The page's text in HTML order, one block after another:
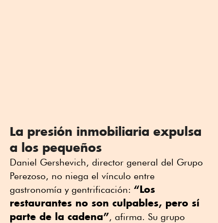
La presión inmobiliaria expulsa
a los pequeños
Daniel Gershevich, director general del Grupo
Perezoso, no niega el vínculo entre
gastronomía y gentrificación: “Los
restaurantes no son culpables, pero sí
parte de la cadena”, afirma. Su grupo